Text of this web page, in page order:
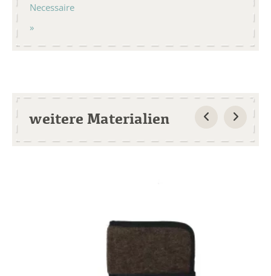
Necessaire
weitere Materialien